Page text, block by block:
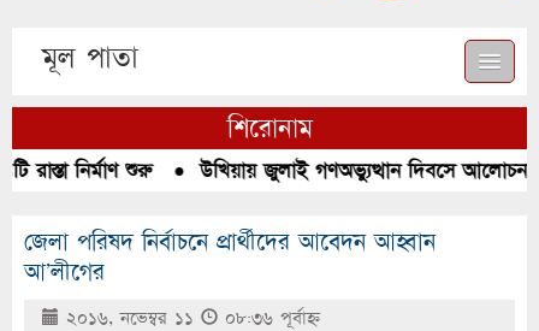
মূল পাতা
শিরোনাম
নির্মাণ শুরু● উখিয়ায় জুলাই গণঅভ্যুত্থান দিবসে আলোচনা,
জেলা পরিষদ নির্বাচনে প্রার্থীদের আবেদন আহ্বান
আ’লীগের
২০১৬, নভেম্বর ১১ ০৮:৩৬ পূর্বাহ্ণ